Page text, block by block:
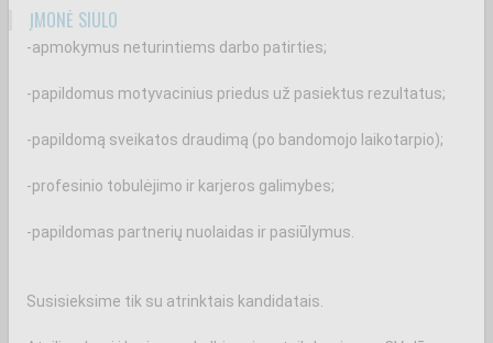
ĮMONĖ SIŪLO
-apmokymus neturintiems darbo patirties;
-papildomus motyvacinius priedus už pasiektus rezultatus;
-papildomą sveikatos draudimą (po bandomojo laikotarpio);
-profesinio tobulėjimo ir karjeros galimybes;
-papildomas partnerių nuolaidas ir pasiūlymus.
Susisieksime tik su atrinktais kandidatais.